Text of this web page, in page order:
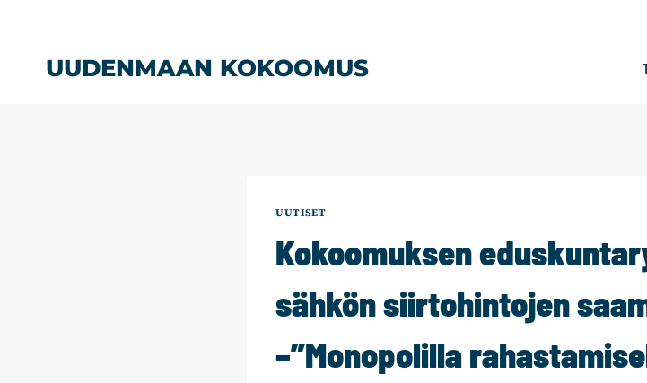
UUDENMAAN KOKOOMUS
UUTISET
Kokoomuksen
sähkön siirtohintojen
–”Monopolilla